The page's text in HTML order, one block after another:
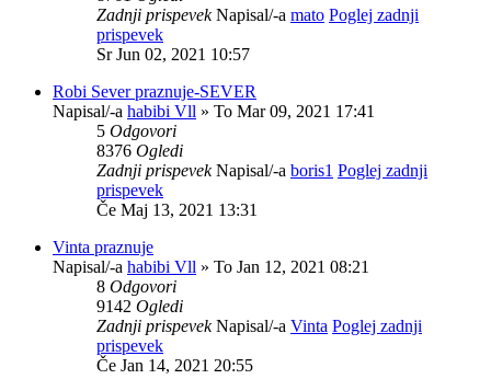
Zadnji prispevekNapisal/-a mato Poglej zadnji
prispevek
Sr Jun 02, 2021 10:57
Robi Sever praznuje-SEVER
Napisal/-a habibi Vll » To Mar 09, 2021 17:41
5 Odgovori
8376 Ogledi
Zadnji prispevekNapisal/-a boris1 Poglej zadnji
prispevek
Če Maj 13, 2021 13:31
Vinta praznuje
Napisal/-a habibi Vll » To Jan 12, 2021 08:21
8 Odgovori
9142 Ogledi
Zadnji prispevekNapisal/-a Vinta Poglej zadnji
prispevek
Če Jan 14, 2021 20:55